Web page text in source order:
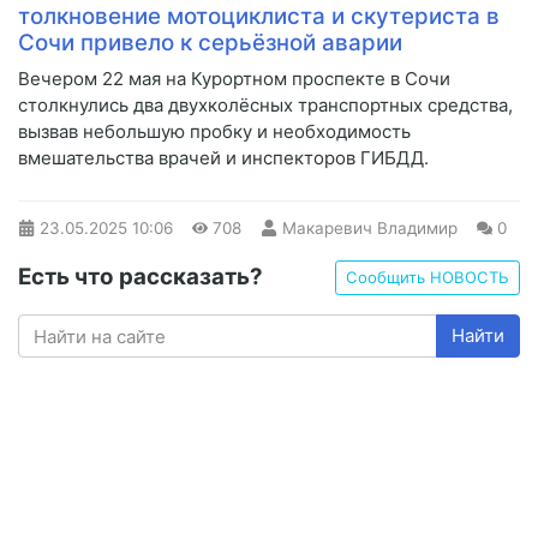
толкновение мотоциклиста и скутериста в
Сочи привело к серьёзной аварии
Вечером 22 мая на Курортном проспекте в Сочи
столкнулись два двухколёсных транспортных средства,
вызвав небольшую пробку и необходимость
вмешательства врачей и инспекторов ГИБДД.
23.05.2025 10:06 708 Макаревич Владимир 0
Есть что рассказать? Сообщить НОВОСТЬ
Найти